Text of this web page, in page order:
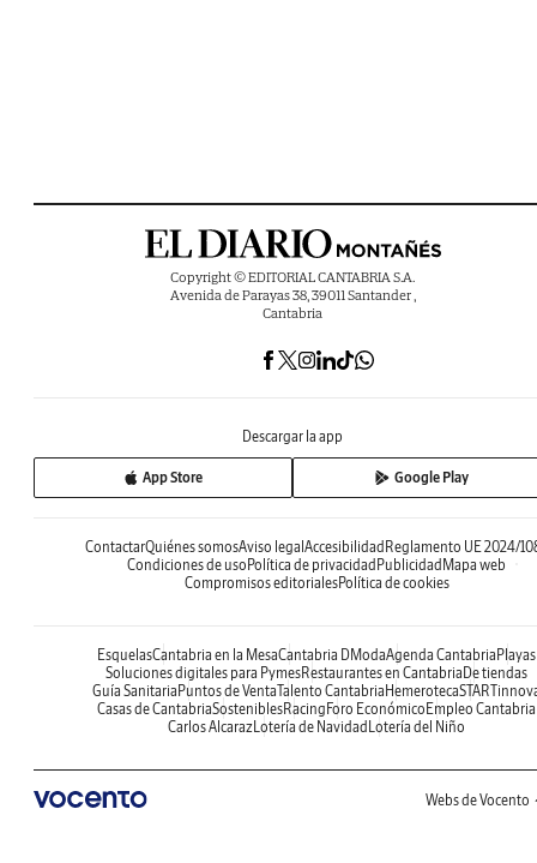
Copyright © EDITORIAL CANTABRIA S.A.
Avenida de Parayas 38, 39011 Santander ,
Cantabria
Descargar la app
App Store Google Play
ContactarQuiénes somosAviso legalAccesibilidadReglamento UE 2024/
Condiciones de usoPolítica de privacidadPublicidadMapa web
Compromisos editorialesPolítica de cookies
EsquelasCantabria en la MesaCantabria DModaAgenda CantabriaPlayas
Soluciones digitales para PymesRestaurantes en CantabriaDe tiendas
Guía SanitariaPuntos de VentaTalento CantabriaHemeroteca
Casas de CantabriaSosteniblesRacingForo EconómicoEmpleo Cantabria
Carlos AlcarazLotería de NavidadLotería del Niño
Webs de Vocento